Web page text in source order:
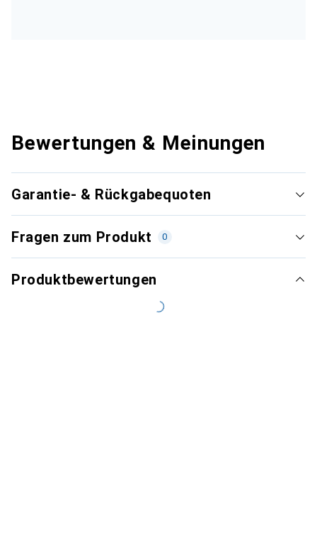
Bewertungen & Meinungen
Garantie- & Rückgabequoten
Fragen zum Produkt 0
Produktbewertungen